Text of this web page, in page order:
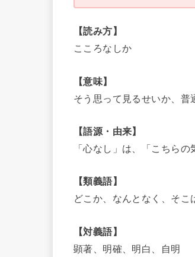
【読み方】
こころなしか
【意味】
そう思って見るせいか、普
【語源・由来】
「心なし」は、「こちらの
【類義語】
どこか、なんとなく、そこ
【対義語】
顕著、明確、明白、自明